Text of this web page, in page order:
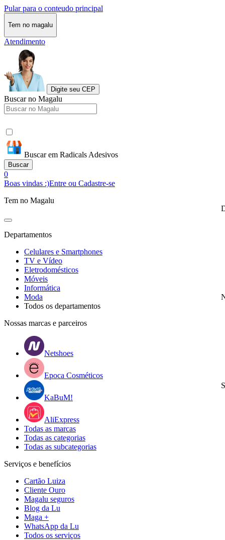
Pular para o conteudo principal
Tem no magalu
Atendimento
Digite seu CEP
Buscar no Magalu
Buscar em Radicals Adesivos
Buscar
0
Boas vindas :)Entre ou Cadastre-se
Tem no Magalu
Departamentos
Celulares e Smartphones
TV e Vídeo
Eletrodomésticos
Móveis
Informática
Moda
Todos os departamentos
Nossas marcas e parceiros
Netshoes
Epoca Cosméticos
KaBuM!
AliExpress
Todas as marcas
Todas as categorias
Todas as subcategorias
Serviços e benefícios
Cartão Luiza
Cliente Ouro
Magalu seguros
Blog da Lu
Maga +
WhatsApp da Lu
Todos os serviços